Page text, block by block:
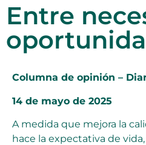
Entre
Columna de opinión –
14 de mayo de 2025
A medida que mejora la
hace la expectativa de